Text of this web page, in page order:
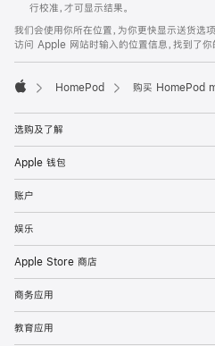
行校准，才可显示结果。
我们会使用你所在位置，为你更快显示送货选
访问 Apple 网站时输入的位置信息，找到了你
HomePod 购买 HomePod
选购及了解
Apple 钱包
账户
娱乐
Apple Store 商店
商务应用
教育应用